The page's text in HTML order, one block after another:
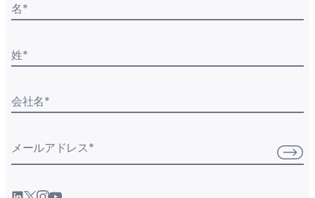
名*
姓*
会社名*
メールアドレス*